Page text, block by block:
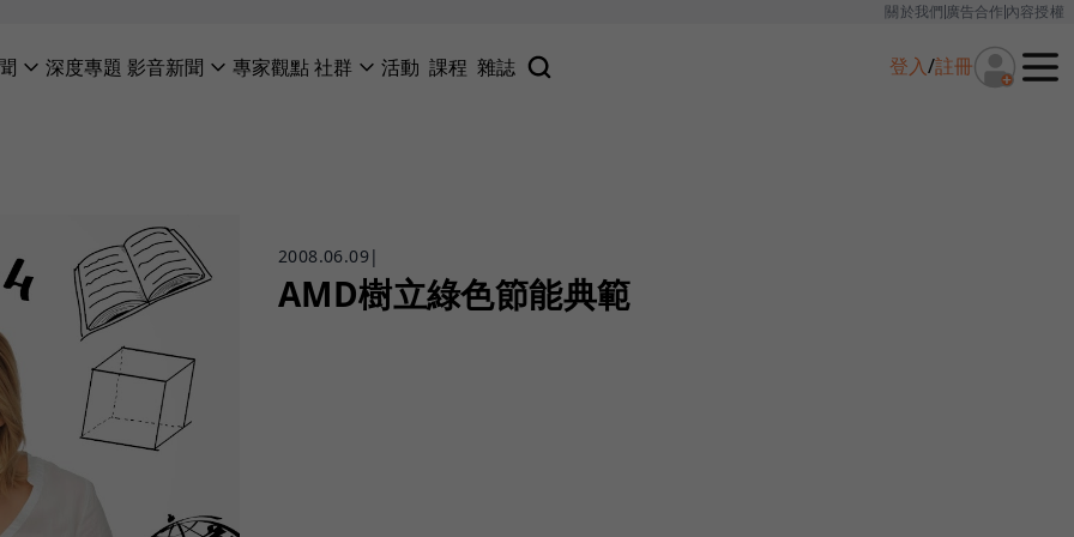
關於我們廣告合作內容授權
深度專題 影音新聞 專家觀點社群 活動 課程 雜誌 登入/註冊
2008.06.09 |
AMD樹立綠色節能典範